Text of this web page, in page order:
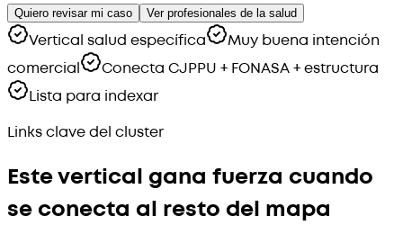
Quiero revisar mi caso Ver profesionales de la salud
Vertical salud específica
Muy buena intención
comercial
Conecta CJPPU + FONASA + estructura
Lista para indexar
Links clave del cluster
Este vertical gana fuerza cuando
se conecta al resto del mapa